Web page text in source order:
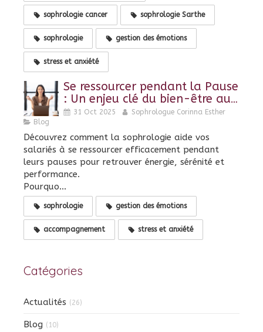
sophrologie cancer sophrologie Sarthe
sophrologie gestion des émotions
stress et anxiété
Se ressourcer pendant la Pause
: Un enjeu clé du bien-être au
travail
31 Oct 2025
Sophrologue Corinna Esther
Blog
Découvrez comment la sophrologie aide vos
salariés à se ressourcer efficacement pendant
leurs pauses pour retrouver énergie, sérénité et
performance.
Pourquo...
sophrologie gestion des émotions
accompagnement stress et anxiété
Catégories
Actualités (26)
Blog (10)